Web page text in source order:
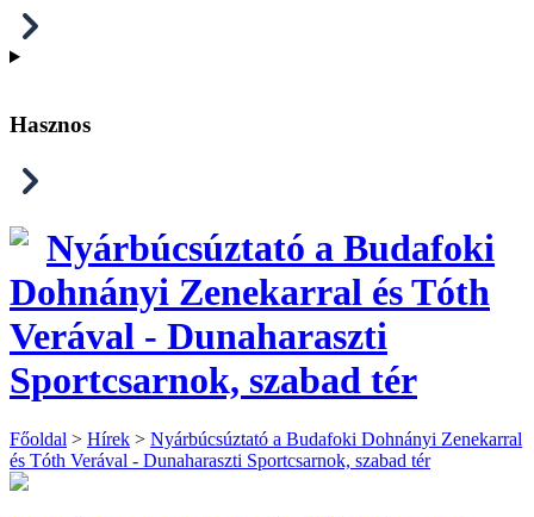
Hasznos
Nyárbúcsúztató a Budafoki
Dohnányi Zenekarral és Tóth
Verával - Dunaharaszti
Sportcsarnok, szabad tér
Főoldal > Hírek > Nyárbúcsúztató a Budafoki Dohnányi Zenekarral
és Tóth Verával - Dunaharaszti Sportcsarnok, szabad tér